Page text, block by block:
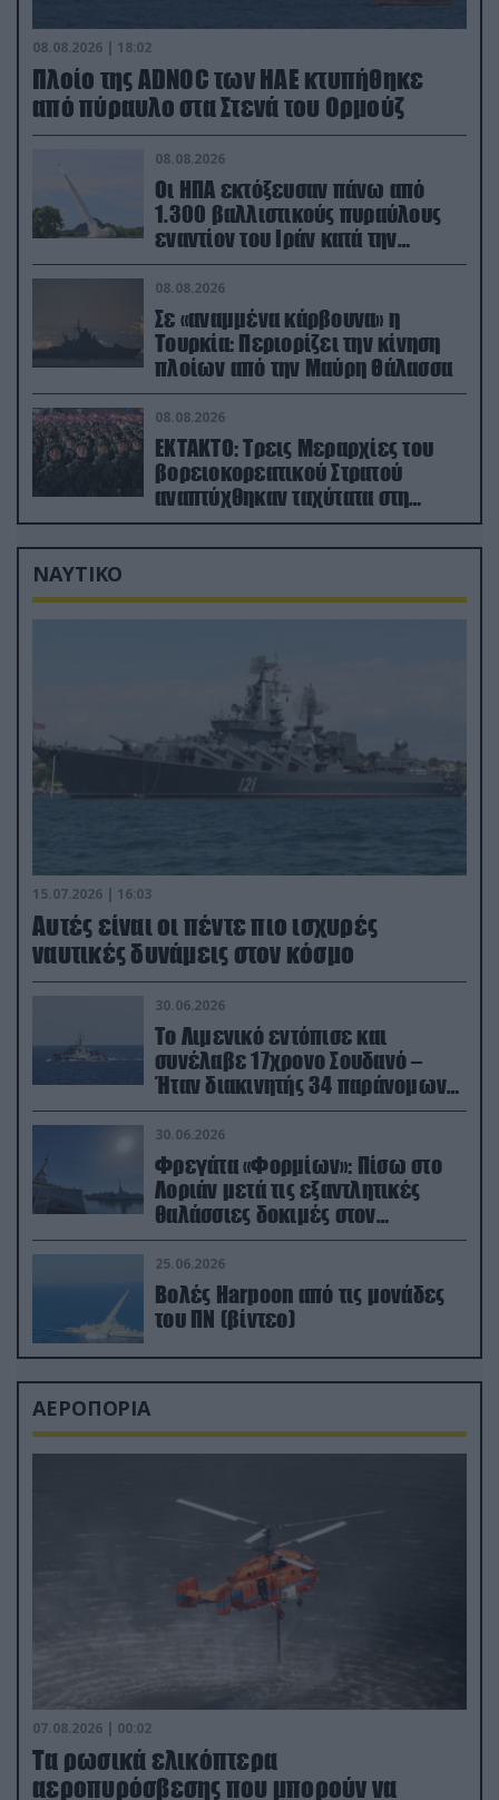
08.08.2026 | 18:02
Πλοίο της ADNOC των ΗΑΕ κτυπήθηκε
από πύραυλο στα Στενά του Ορμούζ
08.08.2026
Οι ΗΠΑ εκτόξευσαν πάνω από
1.300 βαλλιστικούς πυραύλους
εναντίον του Ιράν κατά την
διάρκεια του πολέμου
08.08.2026
Σε «αναμμένα κάρβουνα» η
Τουρκία: Περιορίζει την κίνηση
πλοίων από την Μαύρη Θάλασσα
08.08.2026
ΕΚΤΑΚΤΟ: Τρεις Μεραρχίες του
βορειοκορεατικού Στρατού
αναπτύχθηκαν ταχύτατα στη
Ρωσία
ΝΑΥΤΙΚΟ
15.07.2026 | 16:03
Aυτές είναι οι πέντε πιο ισχυρές
ναυτικές δυνάμεις στον κόσμο
30.06.2026
Το Λιμενικό εντόπισε και
συνέλαβε 17χρονο Σουδανό –
Ήταν διακινητής 34 παράνομων
μεταναστών
30.06.2026
Φρεγάτα «Φορμίων»: Πίσω στο
Λοριάν μετά τις εξαντλητικές
θαλάσσιες δοκιμές στον
απαιτητικό Βισκαϊκό
25.06.2026
Βολές Harpoon από τις μονάδες
του ΠΝ (βίντεο)
ΑΕΡΟΠΟΡΙΑ
07.08.2026 | 00:02
Τα ρωσικά ελικόπτερα
αεροπυρόσβεσης που μπορούν να